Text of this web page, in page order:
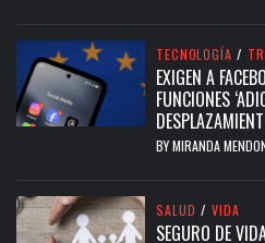
TECNOLOGÍA /
EXIGEN A
FUNCIONES
BYMIRANDA
SALUD / VIDA
SEGURO DE